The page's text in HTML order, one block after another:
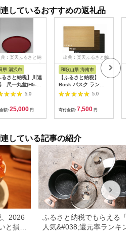
しているおすすめの返礼品
：楽天ふるさと納
税
県 湯沢市
るさと納税】川連
尺一丸盆[H5-
5.0
額: 25,000 円
出典：楽天ふるさと納
和歌山県 海南市
【ふるさと納税】
Bosk バスク ランチ
ョンマット 2枚組ブラ
ック タツクラフト
【Tk17】
5.0
寄付金額: 7,500 円
している記事の紹介
、2026
と損す
ふるさと納税でもらえる「鍋
人気&#038;還元率ランキング